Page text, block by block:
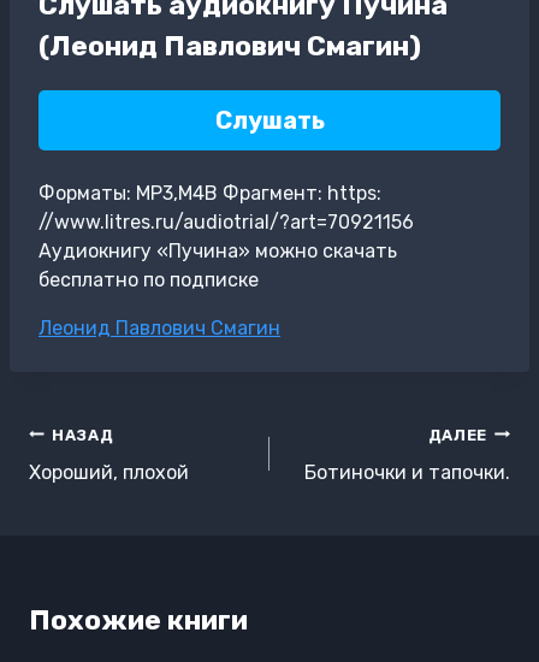
(Леонид Павлович Смагин)
Слушать
Форматы: MP3,M4B Фрагмент: https:
//www.litres.ru/audiotrial/?art=70921156
Аудиокнигу «Пучина» можно скачать
бесплатно по подписке
Метки
Леонид Павлович Смагин
Навигация
по
НАЗАД
Хороший, плохой
ДАЛЕЕ
Ботиночки и тапочки.
Похожие книги